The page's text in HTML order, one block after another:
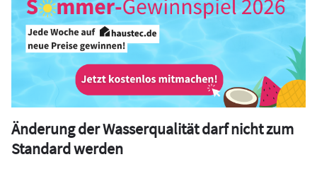
Änderung der Wasserqualität darf nicht zum
Standard werden